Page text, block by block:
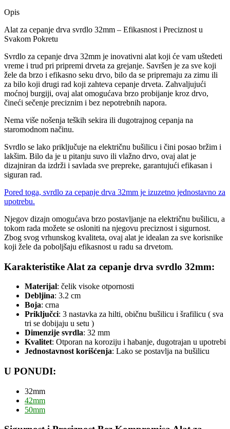
Opis
Alat za cepanje drva svrdlo 32mm – Efikasnost i Preciznost u
Svakom Pokretu
Svrdlo za cepanje drva 32mm je inovativni alat koji će vam uštedeti
vreme i trud pri pripremi drveta za grejanje. Savršen je za sve koji
žele da brzo i efikasno seku drvo, bilo da se pripremaju za zimu ili
za bilo koji drugi rad koji zahteva cepanje drveta. Zahvaljujući
moćnoj burgiji, ovaj alat omogućava brzo probijanje kroz drvo,
čineći sečenje preciznim i bez nepotrebnih napora.
Nema više nošenja teških sekira ili dugotrajnog cepanja na
staromodnom načinu.
Svrdlo se lako priključuje na električnu bušilicu i čini posao bržim i
lakšim. Bilo da je u pitanju suvo ili vlažno drvo, ovaj alat je
dizajniran da izdrži i savlada sve prepreke, garantujući efikasan i
siguran rad.
Pored toga, svrdlo za cepanje drva 32mm je izuzetno jednostavno za
upotrebu.
Njegov dizajn omogućava brzo postavljanje na električnu bušilicu, a
tokom rada možete se osloniti na njegovu preciznost i sigurnost.
Zbog svog vrhunskog kvaliteta, ovaj alat je idealan za sve korisnike
koji žele da poboljšaju efikasnost u radu sa drvetom.
Karakteristike Alat za cepanje drva svrdlo 32mm:
Materijal: čelik visoke otpornosti
Debljina: 3.2 cm
Boja: crna
Priključci: 3 nastavka za hilti, običnu bušilicu i šrafilicu ( sva
tri se dobijaju u setu )
Dimenzije svrdla: 32 mm
Kvalitet: Otporan na koroziju i habanje, dugotrajan u upotrebi
Jednostavnost korišćenja: Lako se postavlja na bušilicu
U PONUDI:
32mm
42mm
50mm